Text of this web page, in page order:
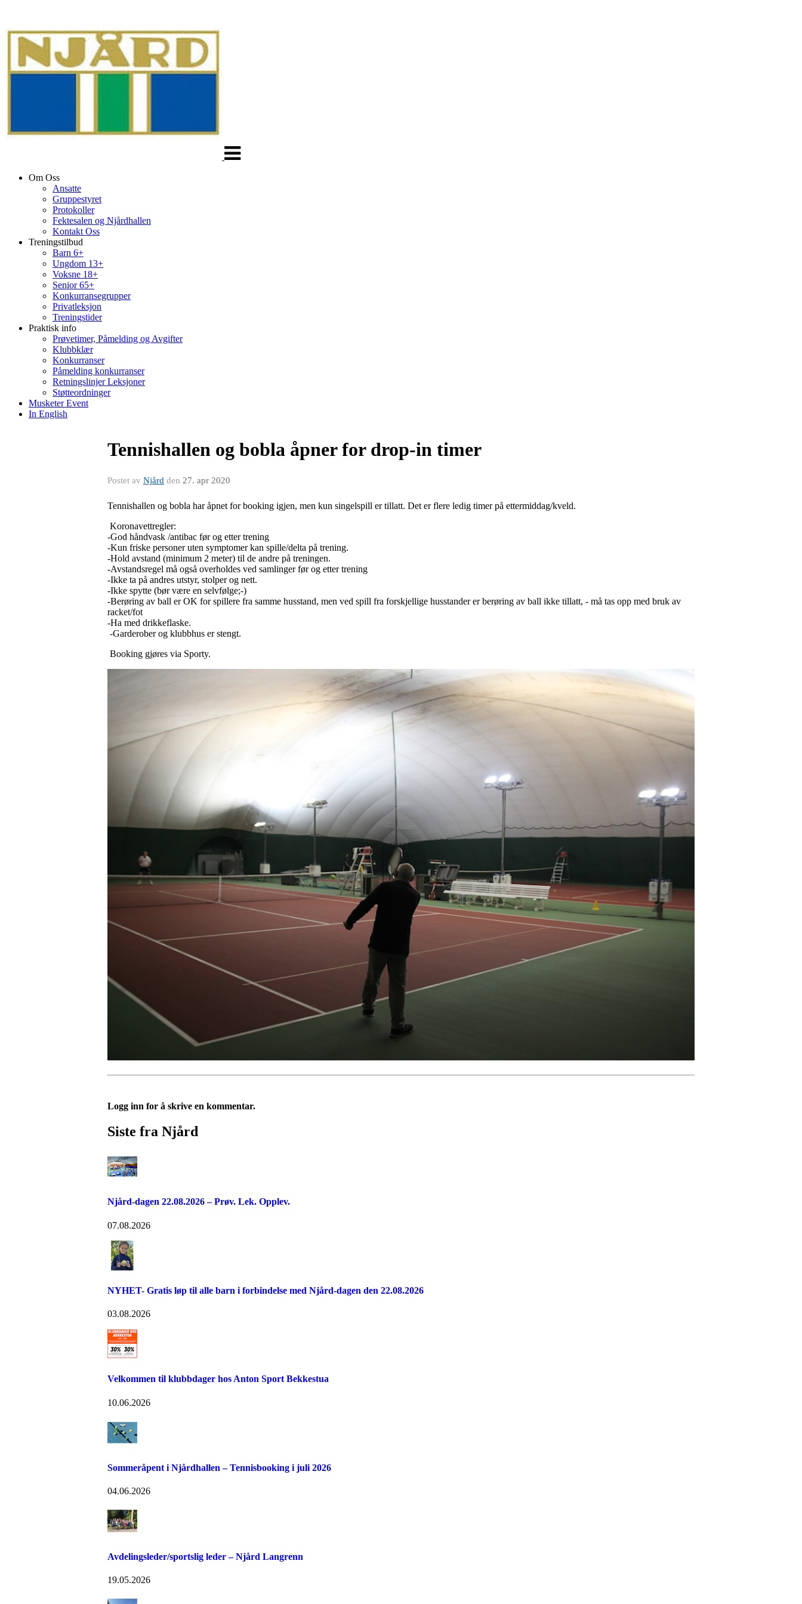
Om Oss
Ansatte
Gruppestyret
Protokoller
Fektesalen og Njårdhallen
Kontakt Oss
Treningstilbud
Barn 6+
Ungdom 13+
Voksne 18+
Senior 65+
Konkurransegrupper
Privatleksjon
Treningstider
Praktisk info
Prøvetimer, Påmelding og Avgifter
Klubbklær
Konkurranser
Påmelding konkurranser
Retningslinjer Leksjoner
Støtteordninger
Musketer Event
In English
Tennishallen og bobla åpner for drop-in timer
Postet av Njård den 27. apr 2020
Tennishallen og bobla har åpnet for booking igjen, men kun singelspill er tillatt. Det er flere ledig timer på ettermiddag/kveld.
Koronavettregler:
-God håndvask /antibac før og etter trening
-Kun friske personer uten symptomer kan spille/delta på trening.
-Hold avstand (minimum 2 meter) til de andre på treningen.
-Avstandsregel må også overholdes ved samlinger før og etter trening
-Ikke ta på andres utstyr, stolper og nett.
-Ikke spytte (bør være en selvfølge;-)
-Berøring av ball er OK for spillere fra samme husstand, men ved spill fra forskjellige husstander er berøring av ball ikke tillatt, - må tas opp med bruk av
racket/fot
-Ha med drikkeflaske.
-Garderober og klubbhus er stengt.
Booking gjøres via Sporty.
Logg inn for å skrive en kommentar.
Siste fra Njård
Njård-dagen 22.08.2026 – Prøv. Lek. Opplev.
07.08.2026
NYHET- Gratis løp til alle barn i forbindelse med Njård-dagen den 22.08.2026
03.08.2026
Velkommen til klubbdager hos Anton Sport Bekkestua
10.06.2026
Sommeråpent i Njårdhallen – Tennisbooking i juli 2026
04.06.2026
Avdelingsleder/sportslig leder – Njård Langrenn
19.05.2026